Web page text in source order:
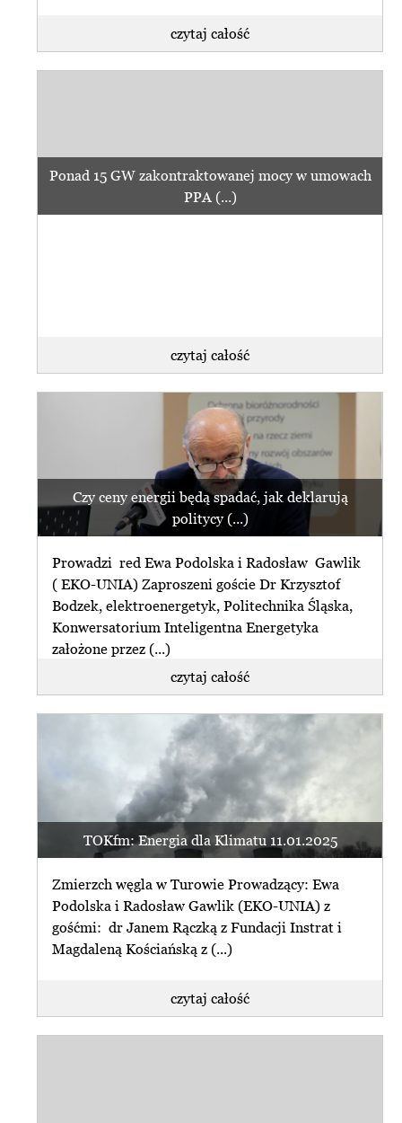
czytaj całość
Ponad 15 GW zakontraktowanej mocy w umowach
PPA (...)
czytaj całość
Czy ceny energii będą spadać, jak deklarują
politycy (...)
Prowadzi red Ewa Podolska i Radosław Gawlik
( EKO-UNIA) Zaproszeni goście Dr Krzysztof
Bodzek, elektroenergetyk, Politechnika Śląska,
Konwersatorium Inteligentna Energetyka
założone przez (...)
czytaj całość
TOKfm: Energia dla Klimatu 11.01.2025
Zmierzch węgla w Turowie Prowadzący: Ewa
Podolska i Radosław Gawlik (EKO-UNIA) z
gośćmi: dr Janem Rączką z Fundacji Instrat i
Magdaleną Kościańską z (...)
czytaj całość